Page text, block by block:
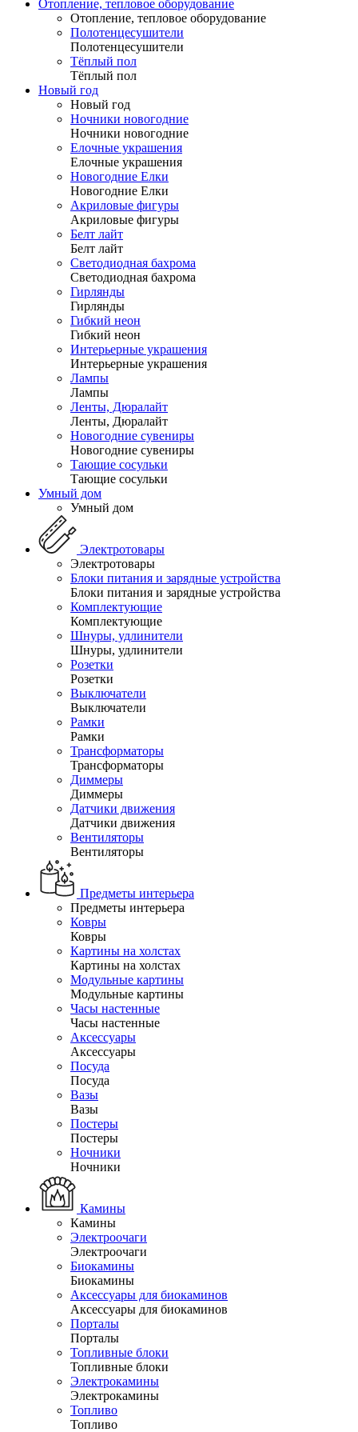
Отопление, тепловое оборудование
Отопление, тепловое оборудование
Полотенцесушители
Полотенцесушители
Тёплый пол
Тёплый пол
Новый год
Новый год
Ночники новогодние
Ночники новогодние
Елочные украшения
Елочные украшения
Новогодние Елки
Новогодние Елки
Акриловые фигуры
Акриловые фигуры
Белт лайт
Белт лайт
Светодиодная бахрома
Светодиодная бахрома
Гирлянды
Гирлянды
Гибкий неон
Гибкий неон
Интерьерные украшения
Интерьерные украшения
Лампы
Лампы
Ленты, Дюралайт
Ленты, Дюралайт
Новогодние сувениры
Новогодние сувениры
Тающие сосульки
Тающие сосульки
Умный дом
Умный дом
Электротовары
Электротовары
Блоки питания и зарядные устройства
Блоки питания и зарядные устройства
Комплектующие
Комплектующие
Шнуры, удлинители
Шнуры, удлинители
Розетки
Розетки
Выключатели
Выключатели
Рамки
Рамки
Трансформаторы
Трансформаторы
Диммеры
Диммеры
Датчики движения
Датчики движения
Вентиляторы
Вентиляторы
Предметы интерьера
Предметы интерьера
Ковры
Ковры
Картины на холстах
Картины на холстах
Модульные картины
Модульные картины
Часы настенные
Часы настенные
Аксессуары
Аксессуары
Посуда
Посуда
Вазы
Вазы
Постеры
Постеры
Ночники
Ночники
Камины
Камины
Электроочаги
Электроочаги
Биокамины
Биокамины
Аксессуары для биокаминов
Аксессуары для биокаминов
Порталы
Порталы
Топливные блоки
Топливные блоки
Электрокамины
Электрокамины
Топливо
Топливо